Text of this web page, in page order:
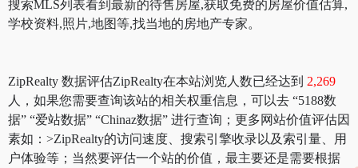
搜索MLS列表看到最新的待售房屋,获取免费的房屋价值估算,
学校资料,照片,地图等,找当地的房地产专家。
ZipRealty 数据评估ZipRealty在本站浏览人数已经达到 2,269
人，如果您需要查询该站的相关权重信息，可以去 “5188数
据” “爱站数据” “Chinaz数据” 进行查询；更多网站价值评估因
素如：>ZipRealty的访问速度、搜索引擎收录以及索引量、用
户体验等；当然要评估一个站的价值，最主要还是需要根据